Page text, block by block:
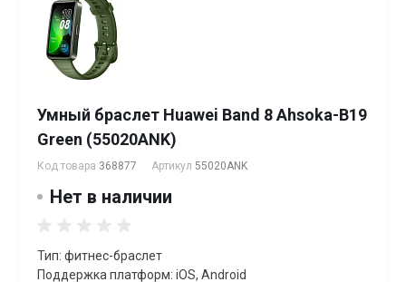
Умный браслет Huawei Band 8 Ahsoka-B19
Green (55020ANK)
Код товара 368877 Артикул 55020ANK
Нет в наличии
Тип: фитнес-браслет
Поддержка платформ: iOS, Android